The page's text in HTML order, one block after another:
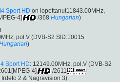
Sport HD on lopettanut11843.00MHz,
4]
/368 Hungarian)
pol.V (DVB-S2 SID:10015
)
Sport HD: 12149.00MHz, pol.V (DVB-S2
4]
/2611
2 & Nagravision 3).